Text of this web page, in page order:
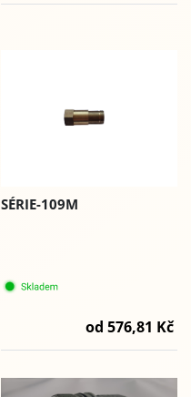
SÉRIE-109M
od 576,81 Kč